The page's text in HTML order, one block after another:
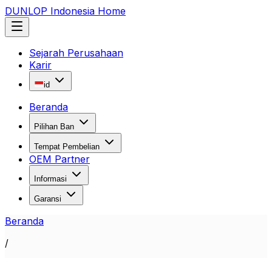
DUNLOP Indonesia Home
Sejarah Perusahaan
Karir
id
Beranda
Pilihan Ban
Tempat Pembelian
OEM Partner
Informasi
Garansi
Beranda
/